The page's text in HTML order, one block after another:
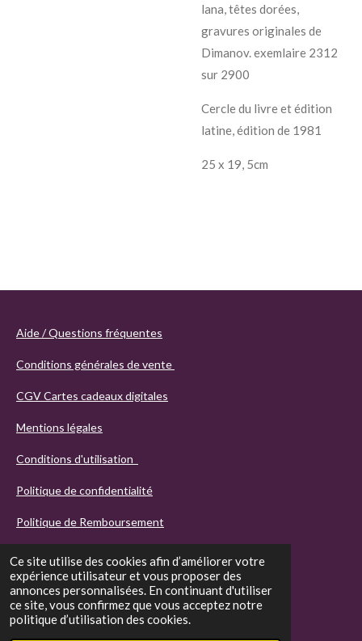
Ce site utilise des cookies afin d’améliorer votre
expérience utilisateur et vous proposer des
annonces personnalisées. En continuant d'utiliser
ce site, vous confirmez que vous acceptez notre
politique d’utilisation des cookies.
lana, têtes dorées,
gravures originales de
Dimanov. exemlaire 2312
sur 2900
Cercle du livre et édition
latine, édition de 1981
25 x 19, 5cm
Aide / Questions fréquentes
Conditions générales de vente
CGV Cartes cadeaux digitales
Mentions légales
Conditions d'utilisation
Politique de confidentialité
Politique de Remboursement